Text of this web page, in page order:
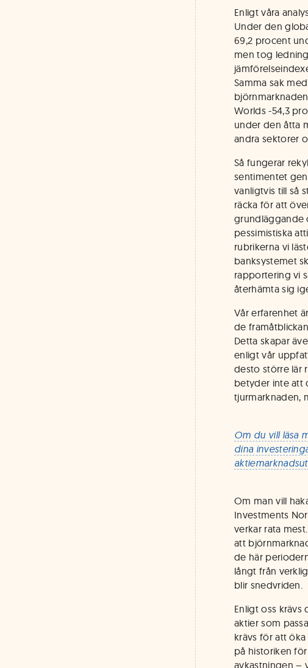
Enligt våra
Under den
69,2 procent
men tog
Samma sak
Worlds -54,3
under den åtta
andra sektorer
Så fungerar
sentimentet
vanligtvis till så
räcka för att
grundläggande
pessimistiska
rubrikerna vi
banksystemet
rapportering vi
återhämta sig
Vår erfarenhet
de
Detta skapar
enligt vår
desto större lär
betyder inte att
tjurmarknaden,
Om du vill läsa
dina
Om man vill
Investments
verkar rata
att
de här
långt från
blir snedvriden.
Enligt oss
aktier som
krävs för att
på historiken
avkastningen –